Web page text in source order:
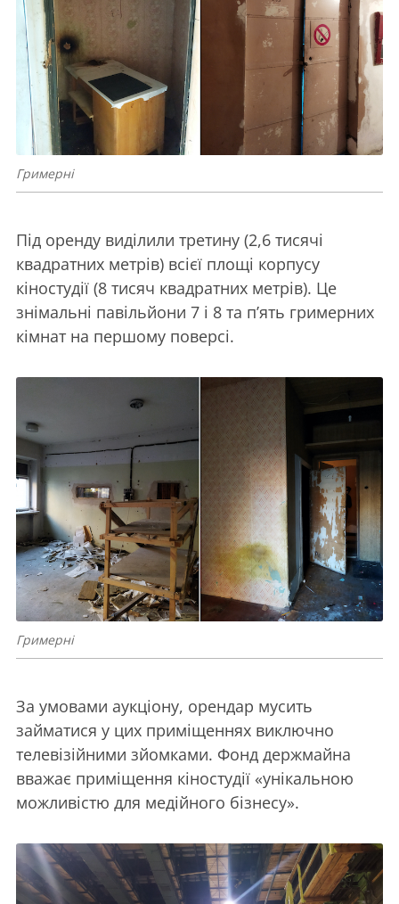
Гримерні
Під оренду виділили третину (2,6 тисячі
квадратних метрів) всієї площі корпусу
кіностудії (8 тисяч квадратних метрів). Це
знімальні павільйони 7 і 8 та п’ять гримерних
кімнат на першому поверсі.
Гримерні
За умовами аукціону, орендар мусить
займатися у цих приміщеннях виключно
телевізійними зйомками. Фонд держмайна
вважає приміщення кіностудії «унікальною
можливістю для медійного бізнесу».